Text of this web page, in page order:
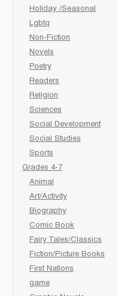
Holiday /Seasonal
Lgbtq
Non-Fiction
Novels
Poetry
Readers
Religion
Sciences
Social Development
Social Studies
Sports
Grades 4-7
Animal
Art/Activity
Biography
Comic Book
Fairy Tales/Classics
Fiction/Picture Books
First Nations
game